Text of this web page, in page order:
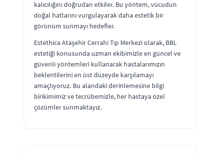
kalıcılığını doğrudan etkiler. Bu yöntem, vücudun
doğal hatlarını vurgulayarak daha estetik bir
görünüm sunmayı hedefler.
Estethica Ataşehir Cerrahi Tıp Merkezi olarak, BBL
estetiği konusunda uzman ekibimizle en güncel ve
güvenli yöntemleri kullanarak hastalarımızın
beklentilerini en üst düzeyde karşılamayı
amaçlıyoruz. Bu alandaki derinlemesine bilgi
birikimimiz ve tecrübemizle, her hastaya özel
çözümler sunmaktayız.